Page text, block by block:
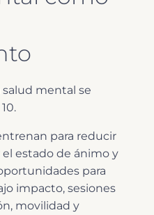
salud mental se
para reducir
el estado de ánimo y
para
impacto, sesiones
movilidad y